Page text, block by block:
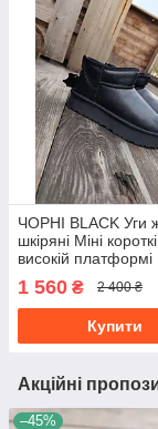
ЧОРНІ BLACK Уги
шкіряні Міні
високій платформі
1 560 ₴ 2 400 ₴
Купити
Акційні
–45%